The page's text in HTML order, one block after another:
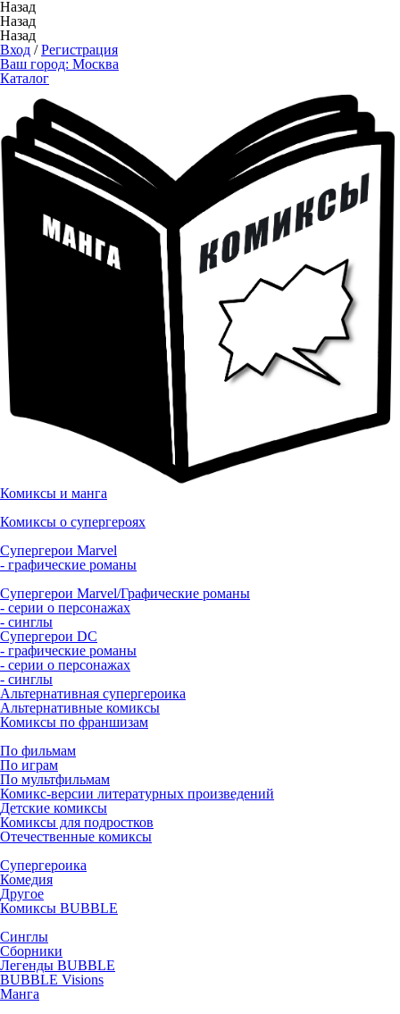
Назад
Назад
Назад
Вход /Регистрация
Ваш город: Москва
Каталог
Комиксы и манга
Комиксы о супергероях
Супергерои Marvel
- графические романы
Супергерои Marvel/Графические романы
- серии о персонажах
- синглы
Супергерои DC
- графические романы
- серии о персонажах
- синглы
Альтернативная супергероика
Альтернативные комиксы
Комиксы по франшизам
По фильмам
По играм
По мультфильмам
Комикс-версии литературных произведений
Детские комиксы
Комиксы для подростков
Отечественные комиксы
Супергероика
Комедия
Другое
Комиксы BUBBLE
Синглы
Сборники
Легенды BUBBLE
BUBBLE Visions
Манга